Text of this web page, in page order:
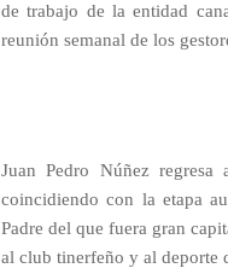
de trabajo de la entidad
reunión semanal de los
Juan Pedro Núñez
coincidiendo con la etapa
Padre del que fuera gran
al club tinerfeño y al deporte